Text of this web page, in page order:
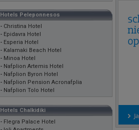
Hotels Peleponnesos
- Christina Hotel
- Epidavra Hotel
- Esperia Hotel
- Kalamaki Beach Hotel
- Minoa Hotel
- Nafplion Artemis Hotel
- Nafplion Byron Hotel
- Nafplion Pension Acronafplia
- Nafplion Tolo Hotel
Hotels Chalkidiki
- Flegra Palace Hotel